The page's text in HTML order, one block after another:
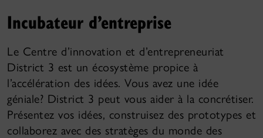
Incubateur d’entreprise
Le Centre d’innovation et d’entrepreneuriat
District 3 est un écosystème propice à
l’accélération des idées. Vous avez une idée
géniale? District 3 peut vous aider à la concrétiser.
Présentez vos idées, construisez des prototypes et
collaborez avec des stratèges du monde des